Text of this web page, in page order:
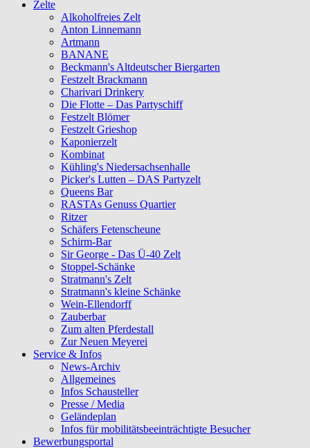
Zelte
Alkoholfreies Zelt
Anton Linnemann
Artmann
BANANE
Beckmann's Altdeutscher Biergarten
Festzelt Brackmann
Charivari Drinkery
Die Flotte – Das Partyschiff
Festzelt Blömer
Festzelt Grieshop
Kaponierzelt
Kombinat
Kühling's Niedersachsenhalle
Picker's Lutten – DAS Partyzelt
Queens Bar
RASTAs Genuss Quartier
Ritzer
Schäfers Fetenscheune
Schirm-Bar
Sir George - Das Ü-40 Zelt
Stoppel-Schänke
Stratmann's Zelt
Stratmann's kleine Schänke
Wein-Ellendorff
Zauberbar
Zum alten Pferdestall
Zur Neuen Meyerei
Service & Infos
News-Archiv
Allgemeines
Infos Schausteller
Presse / Media
Geländeplan
Infos für mobilitätsbeeinträchtigte Besucher
Bewerbungsportal